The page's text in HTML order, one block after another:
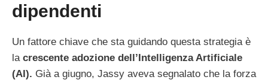
dipendenti
Un fattore chiave che sta guidando questa strategia è
la crescente adozione dell’Intelligenza Artificiale
(AI). Già a giugno, Jassy aveva segnalato che la forza